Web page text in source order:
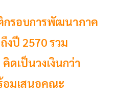
กรอบการพัฒนาภาค
งปี 2570 รวม
ดเป็นวงเงินกว่า
อมเสนอคณะ